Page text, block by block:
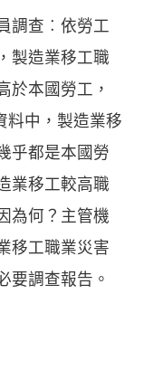
調查︰依勞工
製造業移工職
於本國勞工，
料中，製造業移
乎都是本國勞
業移工較高職
為何？主管機
移工職業災害
要調查報告。